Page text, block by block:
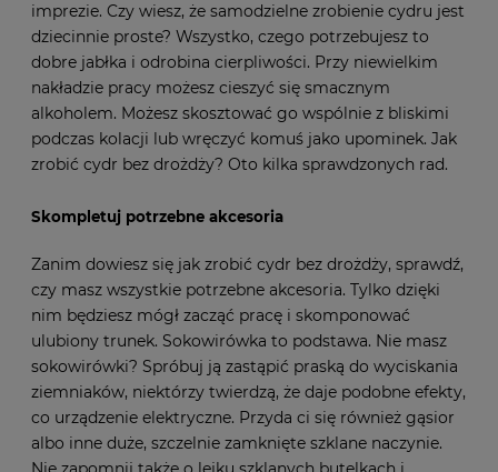
imprezie. Czy wiesz, że samodzielne zrobienie cydru jest
dziecinnie proste? Wszystko, czego potrzebujesz to
dobre jabłka i odrobina cierpliwości. Przy niewielkim
nakładzie pracy możesz cieszyć się smacznym
alkoholem. Możesz skosztować go wspólnie z bliskimi
podczas kolacji lub wręczyć komuś jako upominek. Jak
zrobić cydr bez drożdży? Oto kilka sprawdzonych rad.
Skompletuj potrzebne akcesoria
Zanim dowiesz się jak zrobić cydr bez drożdży, sprawdź,
czy masz wszystkie potrzebne akcesoria. Tylko dzięki
nim będziesz mógł zacząć pracę i skomponować
ulubiony trunek. Sokowirówka to podstawa. Nie masz
sokowirówki? Spróbuj ją zastąpić praską do wyciskania
ziemniaków, niektórzy twierdzą, że daje podobne efekty,
co urządzenie elektryczne. Przyda ci się również gąsior
albo inne duże, szczelnie zamknięte szklane naczynie.